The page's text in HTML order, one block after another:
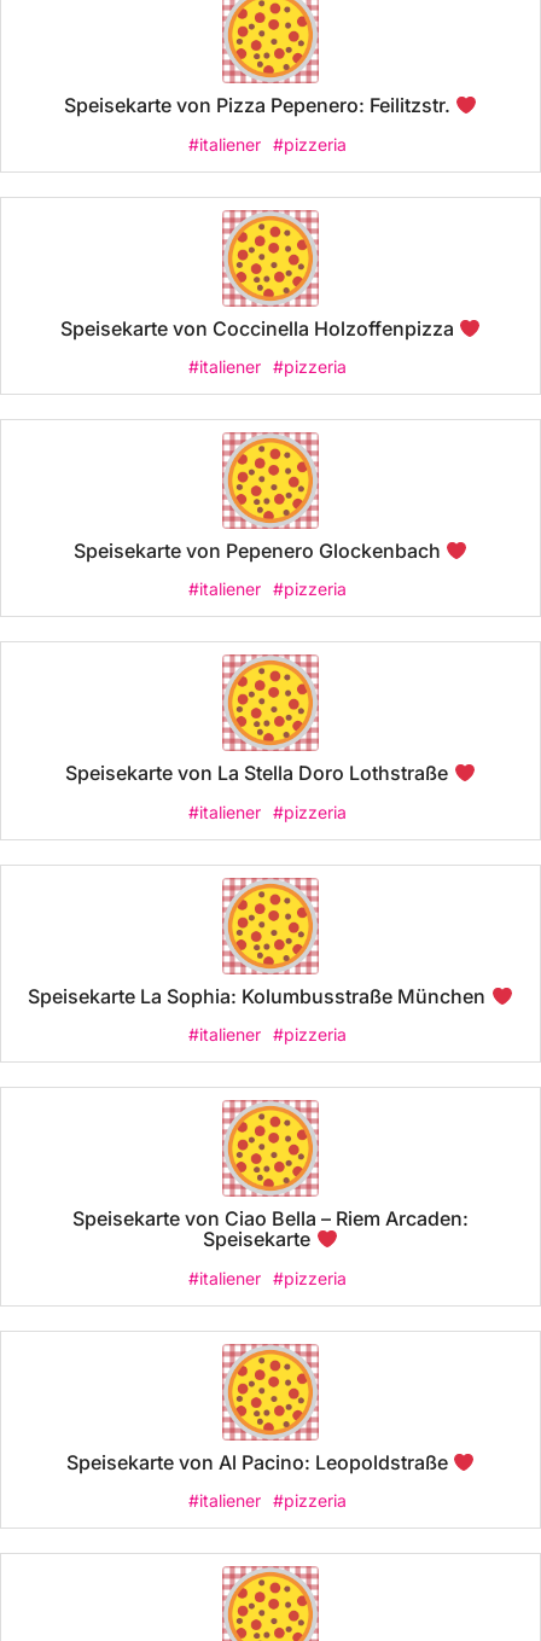
Speisekarte von Pizza Pepenero: Feilitzstr.
#italiener #pizzeria
Speisekarte von Coccinella Holzoffenpizza
#italiener #pizzeria
Speisekarte von Pepenero Glockenbach
#italiener #pizzeria
Speisekarte von La Stella Doro Lothstraße
#italiener #pizzeria
Speisekarte La Sophia: Kolumbusstraße München
#italiener #pizzeria
Speisekarte von Ciao Bella – Riem Arcaden:
Speisekarte
#italiener #pizzeria
Speisekarte von Al Pacino: Leopoldstraße
#italiener #pizzeria